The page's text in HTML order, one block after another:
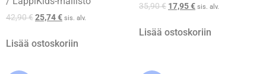
42,90€25,74€ sis. alv.
Lisää ostoskoriin
35,90€ 17,95€ sis. alv.
Lisää ostoskoriin